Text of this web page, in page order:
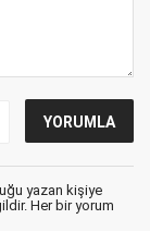
yazan kişiye
Her bir yorum